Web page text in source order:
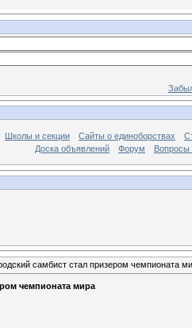
Школы и секции Сайты о единоборствах
Доска объявлений
Форум Вопросы
самбист стал призером чемпионата
чемпионата мира